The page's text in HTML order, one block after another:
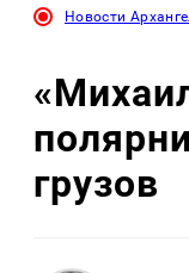
Новости
грузов